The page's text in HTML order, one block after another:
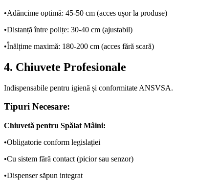
•Adâncime optimă: 45-50 cm (acces ușor la produse)
•Distanță între polițe: 30-40 cm (ajustabil)
•Înălțime maximă: 180-200 cm (acces fără scară)
4. Chiuvete Profesionale
Indispensabile pentru igienă și conformitate ANSVSA.
Tipuri Necesare:
Chiuvetă pentru Spălat Mâini:
•Obligatorie conform legislației
•Cu sistem fără contact (picior sau senzor)
•Dispenser săpun integrat